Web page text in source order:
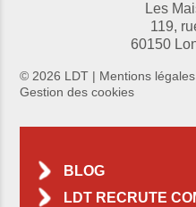
Les
119,
60150
© 2026 LDT | Mentions légales
Gestion des cookies
BLOG
LDT RECRUTE